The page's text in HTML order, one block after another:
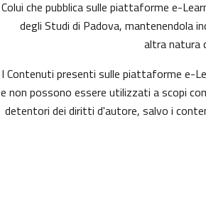
Colui che pubblica sulle piattaforme e-
degli Studi di Padova, mantenendola
altra natura
I Contenuti presenti sulle piattaforme e-
e non possono essere utilizzati a scopi
detentori dei diritti d'autore, salvo i